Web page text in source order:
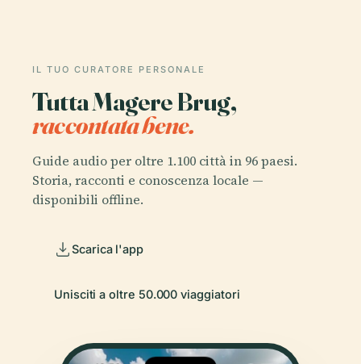
IL TUO CURATORE PERSONALE
Tutta Magere Brug,
raccontata bene.
Guide audio per oltre 1.100 città in 96 paesi.
Storia, racconti e conoscenza locale —
disponibili offline.
Scarica l'app
Unisciti a oltre 50.000 viaggiatori